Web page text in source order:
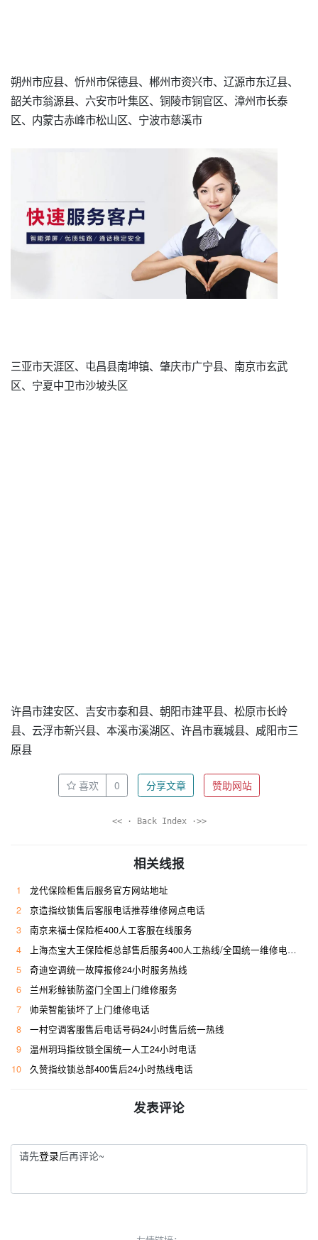
朔州市应县、忻州市保德县、郴州市资兴市、辽源市东辽县、
韶关市翁源县、六安市叶集区、铜陵市铜官区、漳州市长泰
区、内蒙古赤峰市松山区、宁波市慈溪市
三亚市天涯区、屯昌县南坤镇、肇庆市广宁县、南京市玄武
区、宁夏中卫市沙坡头区
许昌市建安区、吉安市泰和县、朝阳市建平县、松原市长岭
县、云浮市新兴县、本溪市溪湖区、许昌市襄城县、咸阳市三
原县
喜欢 0 分享文章 赞助网站
<< · Back Index ·>>
相关线报
1
龙代保险柜售后服务官方网站地址
2
京造指纹锁售后客服电话推荐维修网点电话
3
南京来福士保险柜400人工客服在线服务
4
上海杰宝大王保险柜总部售后服务400人工热线/全国统一维修电话是多少
5
奇迪空调统一故障报修24小时服务热线
6
兰州彩鲸锁防盗门全国上门维修服务
7
帅荣智能锁坏了上门维修电话
8
一村空调客服售后电话号码24小时售后统一热线
9
温州玥玛指纹锁全国统一人工24小时电话
10
久赞指纹锁总部400售后24小时热线电话
发表评论
请先登录后再评论~